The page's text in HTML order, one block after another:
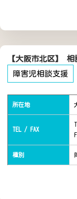
【大阪市北区】
障害児相談支援
所在地
TEL / FAX
種別